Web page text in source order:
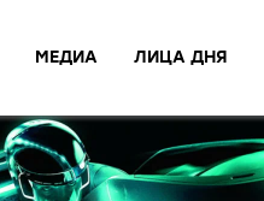
МЕДИА ЛИЦА ДНЯ